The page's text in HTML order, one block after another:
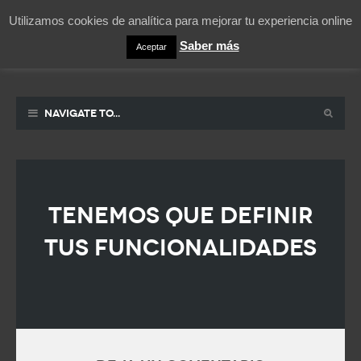
La vida contada en un sueño
Navigate to...
Tenemos que definir
tus funcionalidades
Utilizamos cookies de analítica para mejorar tu experiencia online
Aceptar Saber más